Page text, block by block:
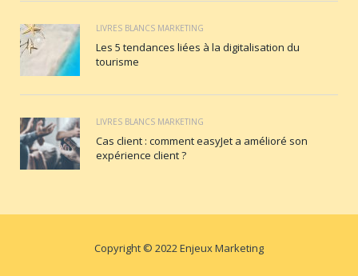
LIVRES BLANCS MARKETING
Les 5 tendances liées à la digitalisation du
tourisme
LIVRES BLANCS MARKETING
Cas client : comment easyJet a amélioré son
expérience client ?
Copyright © 2022 Enjeux Marketing